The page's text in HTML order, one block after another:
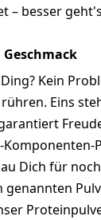
– besser
Kein
Eins
Dich für
genannten